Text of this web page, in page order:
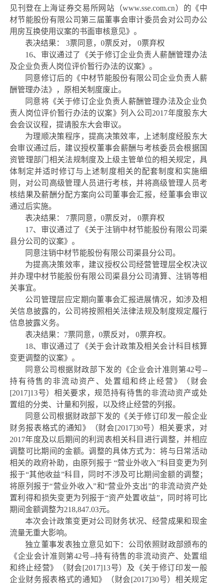
见刊登在上海证券交易所网站（www.sse.com.cn）的《中
材节能股份有限公司第三届董事会审计委员会对公司办公
用房互换使用议案的书面审核意见》。
表决结果：
3票同意，0票反对， 0票弃权
16、审议通过了《关于修订企业负责人薪酬管理办法
及企业负责人岗位评价暂行办法的议案》。
同意修订后的《中材节能股份有限公司企业负责人薪
酬管理办法》，原相关制度废止。
同意将《关于修订企业负责人薪酬管理办法及企业负
责人岗位评价暂行办法的议案》列入公司 2017年度股东大
会会议议程，提请股东大会审议。
为理顺决策程序，提高决策效率，上述制度经股东大
会审议通过后，建议授权董事会薪酬与考核委员会根据国
资管理部门相关法规制度及上级主管单位的相关规定，具
体制定并适时修订与上述制度相关的配套制度和实施细
则，对公司高级管理人员进行考核，并将高级管理人员考
核结果及薪酬分配方案向公司董事会汇报，经董事会审议
通过后实施。
表决结果：
7票同意，0票反对， 0票弃权
17、审议通过了《关于注销中材节能股份有限公司渠
县分公司的议案》。
同意注销中材节能股份有限公司渠县分公司。
为提高决策效率，建议授权公司经营管理层全权决议
并办理中材节能股份有限公司渠县分公司清算、注销等相
关事宜。
公司管理层应定期向董事会汇报进展情况，如涉及相
关信息披露的，公司将按照相关法律法规及制度规定履行
信息披露义务。
表决结果： 7票同意，0票反对， 0票弃权。
18、审议通过了《关于会计政策及相关会计科目核算
变更调整的议案》。
同意公司根据财政部下发的《企业会计准则第42号--
持有待售的非流动资产、处置组和终止经营》（财会
[2017]13号）相关要求，规范持有待售的非流动资产或处
置组的分类、计量和列报，以及终止经营的列报。
同意公司根据财政部下发的《关于修订印发一般企业
财务报表格式的通知》（财会[2017]30号）相关要求，对
2017年度及以后期间的利润表相关科目进行调整，并相应
调整可比期间的金额。调整的具体方式为：将与日常活动
相关的政府补助，由原列报于 “营业外收入”科目变更为列
报于“其他收益”科目，同时不涉及可比期间金额的调整；
将原列报于“营业外收入”和“营业外支出”的非流动资产处
置利得和损失变更为列报于“资产处置收益”，同时将可比
期间金额调整为218,847.03元。
本次会计政策变更对公司财务状况、经营成果和现金
流量无重大影响。
独立董事发表独立意见如下：公司依照财政部颁布的
《企业会计准则第42号--持有待售的非流动资产、处置组
和终止经营》（财会[2017]13号）及《关于修订印发一般
企业财务报表格式的通知》（财会[2017]30号）相关规定